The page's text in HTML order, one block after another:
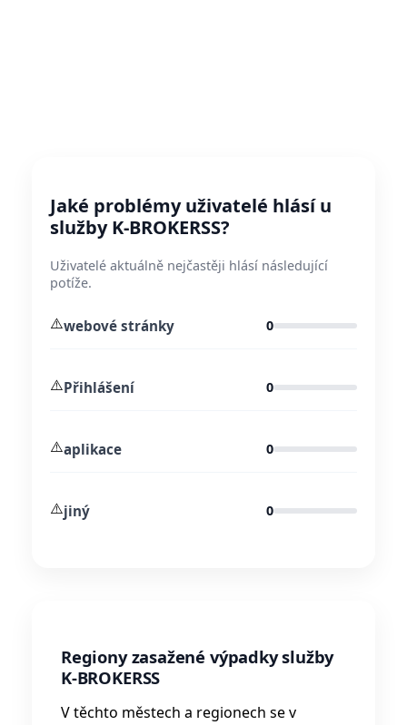
Jaké problémy uživatelé hlásí u
služby K-BROKERSS?
Uživatelé aktuálně nejčastěji hlásí následující
potíže.
⚠️webové stránky 0
⚠️Přihlášení 0
⚠️aplikace 0
⚠️jiný 0
Regiony zasažené výpadky služby
K-BROKERSS
V těchto městech a regionech se v